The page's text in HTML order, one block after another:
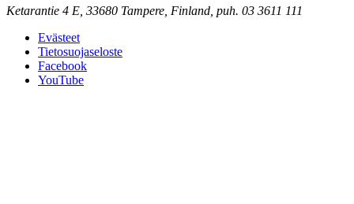
Ketarantie 4 E, 33680 Tampere Finland, puh. 03 3611 111
Evästeet
Tietosuojaseloste
Facebook
YouTube